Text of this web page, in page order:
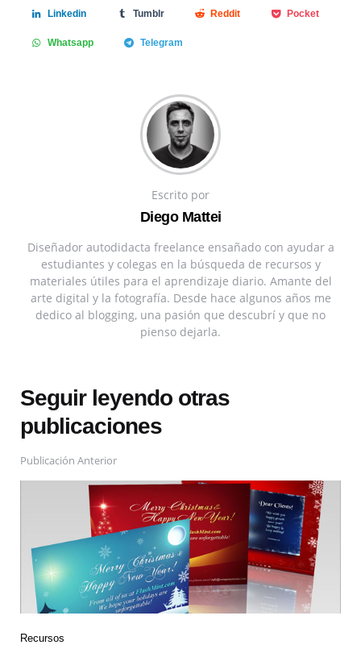
Linkedin Tumblr Reddit Pocket
Whatsapp Telegram
Escrito por
Diego Mattei
Diseñador autodidacta freelance ensañado con ayudar a
estudiantes y colegas en la búsqueda de recursos y
materiales útiles para el aprendizaje diario. Amante del
arte digital y la fotografía. Desde hace algunos años me
dedico al blogging, una pasión que descubrí y que no
pienso dejarla.
Seguir leyendo otras
publicaciones
Publicación Anterior
Recursos